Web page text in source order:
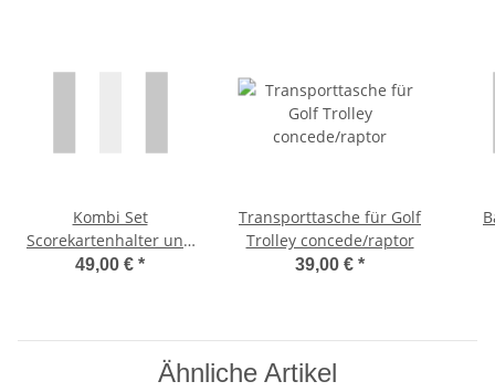
Kombi Set
Scorekartenhalter und
Regenschirmhalter
49,00 € *
Transporttasche für Golf
Trolley concede/raptor
39,00 € *
Ähnliche Artikel